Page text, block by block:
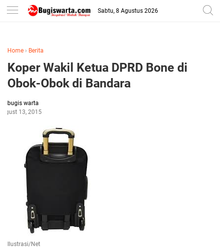
-->
Sabtu, 8 Agustus 2026
Home › Berita
Koper Wakil Ketua DPRD Bone di
Obok-Obok di Bandara
bugis warta
13, 2015
Ilustrasi/Net